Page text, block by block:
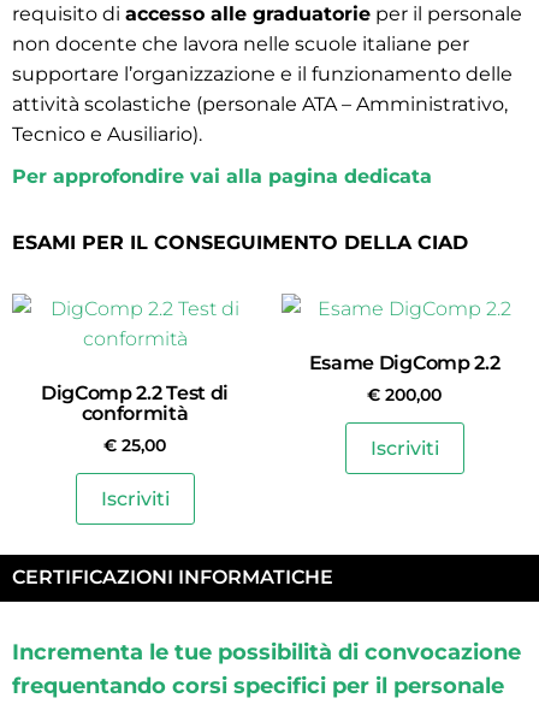
requisito di accesso alle graduatorie per il personale
non docente che lavora nelle scuole italiane per
supportare l’organizzazione e il funzionamento delle
attività scolastiche (personale ATA – Amministrativo,
Tecnico e Ausiliario).
Per approfondire vai alla pagina dedicata
ESAMI PER IL CONSEGUIMENTO DELLA CIAD
DigComp 2.2 Test di
conformità
€ 25,00
Iscriviti
Esame DigComp 2.2
€ 200,00
Iscriviti
CERTIFICAZIONI INFORMATICHE
Incrementa le tue possibilità di convocazione
frequentando corsi specifici per il personale